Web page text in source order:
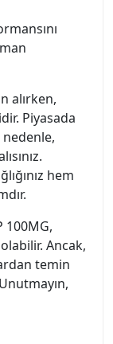
alırken,
Piyasada
hem
100MG,
Ancak,
temin